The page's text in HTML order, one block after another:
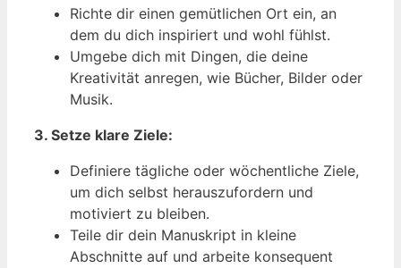
Richte dir einen gemütlichen Ort ein, an
dem du dich inspiriert und wohl fühlst.
Umgebe dich mit Dingen, die deine
Kreativität anregen, wie Bücher, Bilder oder
Musik.
3. Setze klare Ziele:
Definiere tägliche oder wöchentliche Ziele,
um dich selbst herauszufordern und
motiviert zu bleiben.
Teile dir dein Manuskript in kleine
Abschnitte auf und arbeite konsequent